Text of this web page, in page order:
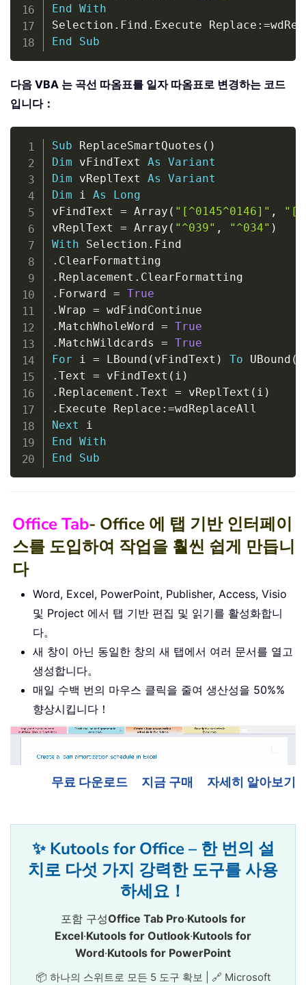
End With
Selection . Find . Execute Replace : =
End
Sub
다음 VBA 는 곡선 따옴표를 일자 따옴표로 변경하는 코드
입니다：
Sub ReplaceSmartQuotes ( )
Dim vFindText As
Variant
Dim vReplText As
Variant
Dim i As
Long
vFindText = Array ( "[^0145^0146]" ,
vReplText = Array ( "^039" , "^034" )
With Selection .
.
. Replacement .
. Forward = True
. Wrap =
. MatchWholeWord = True
. MatchWildcards = True
For i = LBound ( vFindText ) To UBound (
. Text = vFindText ( i )
. Replacement . Text = vReplText ( i )
. Execute Replace : =
Next
End With
End
Sub
Office Tab- Office 에 탭 기반 인터페이
스를 도입하여 작업을 훨씬 쉽게 만듭니
다
Word, Excel, PowerPoint, Publisher, Access, Visio
및 Project 에서 탭 기반 편집 및 읽기를 활성화합니
다。
새 창이 아닌 동일한 창의 새 탭에서 여러 문서를 열고
생성합니다。
매일 수백 번의 마우스 클릭을 줄여 생산성을 50%%
향상시킵니다！
무료 다운로드 지금 구매 자세히 알아보기
✨ Kutools for Office – 한 번의 설
치로 다섯 가지 강력한 도구를 사용
하세요！
포함 구성Office Tab Pro·Kutools for
Excel·Kutools for Outlook·Kutools for
Word·Kutools for PowerPoint
📦 하나의 스위트로 모든 5 도구 확보 | 🔗 Microsoft